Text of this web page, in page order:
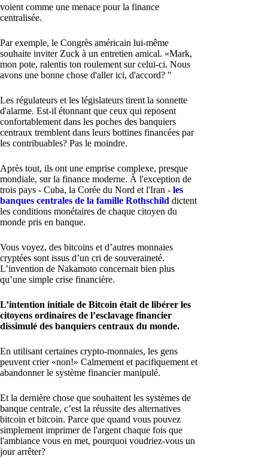
voient comme une menace pour la finance
centralisée.
Par exemple, le Congrès américain lui-même
souhaite inviter Zuck à un entretien amical. «Mark,
mon pote, ralentis ton roulement sur celui-ci. Nous
avons une bonne chose d'aller ici, d'accord? "
Les régulateurs et les législateurs tirent la sonnette
d'alarme. Est-il étonnant que ceux qui reposent
confortablement dans les poches des banquiers
centraux tremblent dans leurs bottines financées par
les contribuables? Pas le moindre.
Après tout, ils ont une emprise complexe, presque
mondiale, sur la finance moderne. À l'exception de
trois pays - Cuba, la Corée du Nord et l'Iran - les
banques centrales de la famille Rothschild dictent
les conditions monétaires de chaque citoyen du
monde pris en banque.
Vous voyez, des bitcoins et d’autres monnaies
cryptées sont issus d’un cri de souveraineté.
L’invention de Nakamoto concernait bien plus
qu’une simple crise financière.
L’intention initiale de Bitcoin était de libérer les
citoyens ordinaires de l’esclavage financier
dissimulé des banquiers centraux du monde.
En utilisant certaines crypto-monnaies, les gens
peuvent crier «non!» Calmement et pacifiquement et
abandonner le système financier manipulé.
Et la dernière chose que souhaitent les systèmes de
banque centrale, c’est la réussite des alternatives
bitcoin et bitcoin. Parce que quand vous pouvez
simplement imprimer de l'argent chaque fois que
l'ambiance vous en met, pourquoi voudriez-vous un
jour arrêter?